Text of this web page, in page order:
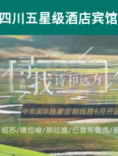
四川五星级酒店宾馆